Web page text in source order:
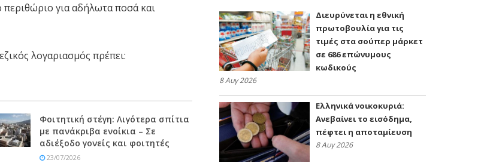
περιθώριο για αδήλωτα ποσά και
λογαριασμός πρέπει:
Φοιτητική στέγη: Λιγότερα σπίτια
με πανάκριβα ενοίκια – Σε
αδιέξοδο γονείς και φοιτητές
23/07/2026
Διευρύνεται η εθνική
πρωτοβουλία για τις
τιμές στα σούπερ μάρκετ
σε 686 επώνυμους
κωδικούς
8 Αυγ 2026
Ελληνικά νοικοκυριά:
Ανεβαίνει το εισόδημα,
πέφτει η αποταμίευση
8 Αυγ 2026